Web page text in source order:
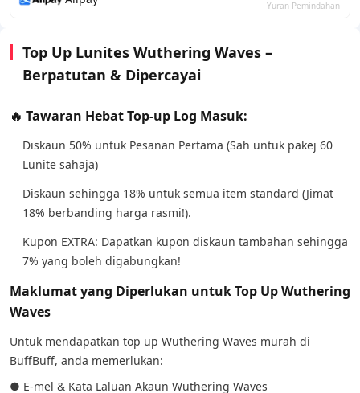
Yuran Pemindahan
Top Up Lunites Wuthering Waves –
Berpatutan & Dipercayai
🔥 Tawaran Hebat Top-up Log Masuk:
Diskaun 50% untuk Pesanan Pertama (Sah untuk pakej 60
Lunite sahaja)
Diskaun sehingga 18% untuk semua item standard (Jimat
18% berbanding harga rasmi!).
Kupon EXTRA: Dapatkan kupon diskaun tambahan sehingga
7% yang boleh digabungkan!
Maklumat yang Diperlukan untuk Top Up Wuthering
Waves
Untuk mendapatkan top up Wuthering Waves murah di
BuffBuff, anda memerlukan:
● E-mel & Kata Laluan Akaun Wuthering Waves